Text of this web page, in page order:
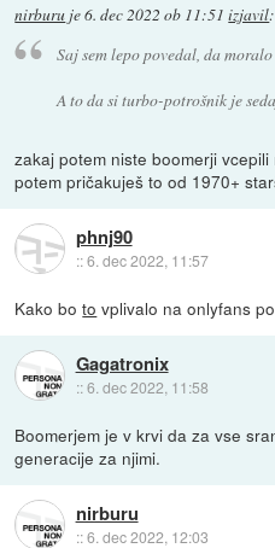
nirburu je6. dec 2022 ob 11:51 izjavil:
Saj sem lepo povedal, da
A to da si turbo-potrošnik je
zakaj potem niste boomerji
potem pričakuješ to od 1970+
phnj90
::6. dec 2022, 11:57
Kako boto vplivalo na onlyfans
Gagatronix
::6. dec 2022, 11:58
Boomerjem je v krvi da za vse
generacije za njimi.
nirburu
::6. dec 2022, 12:03